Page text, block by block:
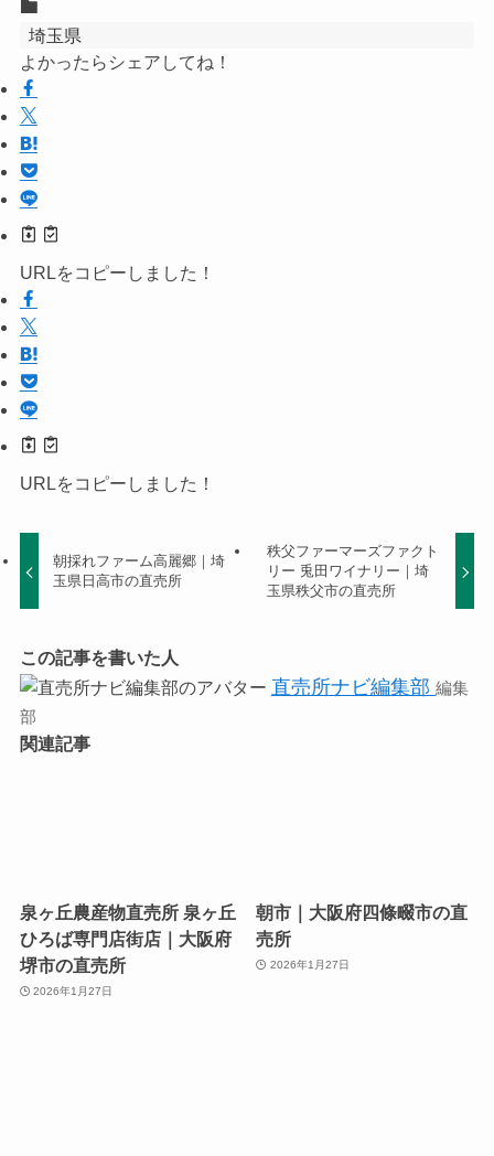
埼玉県
よかったらシェアしてね！
URLをコピーしました！
URLをコピーしました！
朝採れファーム高麗郷｜埼
玉県日高市の直売所
秩父ファーマーズファクト
リー 兎田ワイナリー｜埼
玉県秩父市の直売所
この記事を書いた人
直売所ナビ編集部 編集
部
関連記事
泉ヶ丘農産物直売所 泉ヶ丘
ひろば専門店街店｜大阪府
堺市の直売所
2026年1月27日
朝市｜大阪府四條畷市の直
売所
2026年1月27日